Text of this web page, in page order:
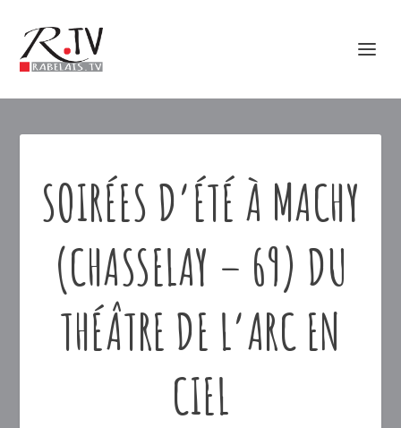
SOIRÉES D’ÉTÉ À MACHY
(CHASSELAY – 69) DU
THÉÂTRE DE L’ARC EN
CIEL